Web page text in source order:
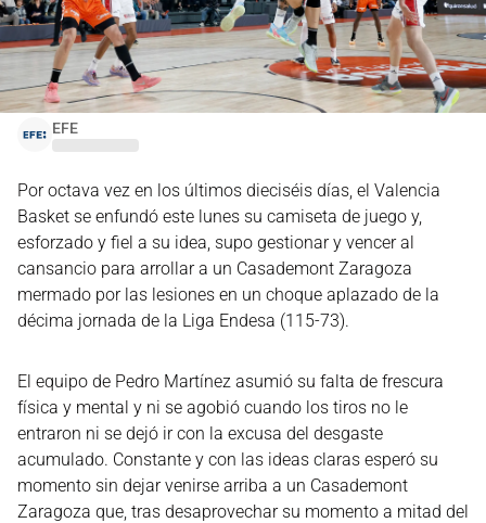
EFE
Por octava vez en los últimos dieciséis días, el Valencia
Basket se enfundó este lunes su camiseta de juego y,
esforzado y fiel a su idea, supo gestionar y vencer al
cansancio para arrollar a un Casademont Zaragoza
mermado por las lesiones en un choque aplazado de la
décima jornada de la Liga Endesa (115-73).
El equipo de Pedro Martínez asumió su falta de frescura
física y mental y ni se agobió cuando los tiros no le
entraron ni se dejó ir con la excusa del desgaste
acumulado. Constante y con las ideas claras esperó su
momento sin dejar venirse arriba a un Casademont
Zaragoza que, tras desaprovechar su momento a mitad del